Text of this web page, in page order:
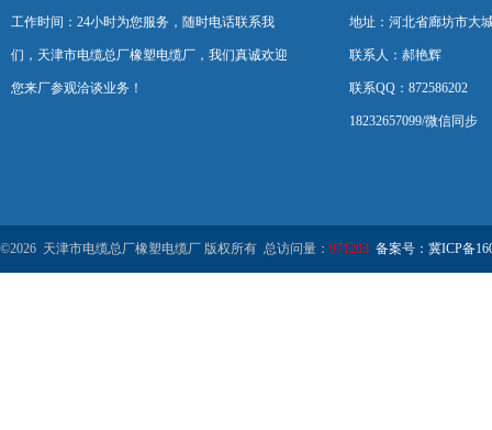
工作时间：24小时为您服务，随时电话联系我
们，天津市电缆总厂橡塑电缆厂，我们真诚欢迎
您来厂参观洽谈业务！
地址：河北省廊坊市大
联系人：郝艳辉
联系QQ：872586202
18232657099/微信同步
©2026 天津市电缆总厂橡塑电缆厂 版权所有 总访问量： 971203 备案号：冀ICP备